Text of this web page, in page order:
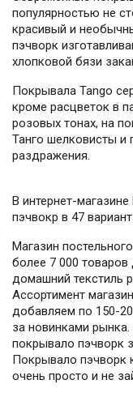
популярностью не
красивый и
пэчворк
хлопковой бязи
Покрывала Tango
кроме расцветок в
розовых тонах, на
Танго шелковисты
раздражения.
В интернет-
пэчвокр в 47
Магазин
более 7 000
домашний текстиль
Ассортимент
добавляем по 150-
за новинками
покрывало пэчворк
Покрывало пэчворк
очень просто и не